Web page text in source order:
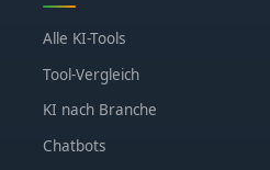
Alle KI-Tools
Tool-Vergleich
KI nach Branche
Chatbots